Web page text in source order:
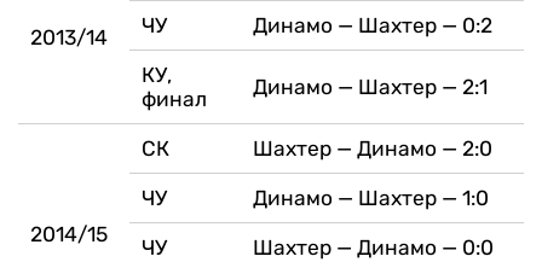
2013/14 ЧУ Динамо — Шахтер — 0:2
КУ,
финал
Динамо — Шахтер — 2:1
2014/15
СК Шахтер — Динамо — 2:0
ЧУ Динамо — Шахтер — 1:0
ЧУ Шахтер — Динамо — 0:0